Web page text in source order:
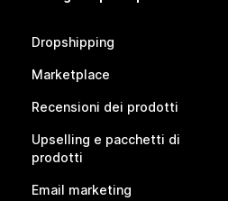
Dropshipping
Marketplace
Recensioni dei prodotti
Upselling e pacchetti di
prodotti
Email marketing